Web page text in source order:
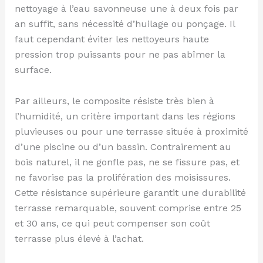
nettoyage à l’eau savonneuse une à deux fois par
an suffit, sans nécessité d’huilage ou ponçage. Il
faut cependant éviter les nettoyeurs haute
pression trop puissants pour ne pas abîmer la
surface.
Par ailleurs, le composite résiste très bien à
l’humidité, un critère important dans les régions
pluvieuses ou pour une terrasse située à proximité
d’une piscine ou d’un bassin. Contrairement au
bois naturel, il ne gonfle pas, ne se fissure pas, et
ne favorise pas la prolifération des moisissures.
Cette résistance supérieure garantit une durabilité
terrasse remarquable, souvent comprise entre 25
et 30 ans, ce qui peut compenser son coût
terrasse plus élevé à l’achat.